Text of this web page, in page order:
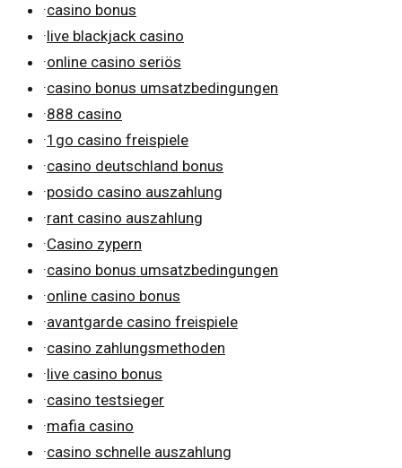
·casino bonus
·live blackjack casino
·online casino seriös
·casino bonus umsatzbedingungen
·888 casino
·1go casino freispiele
·casino deutschland bonus
·posido casino auszahlung
·rant casino auszahlung
·Casino zypern
·casino bonus umsatzbedingungen
·online casino bonus
·avantgarde casino freispiele
·casino zahlungsmethoden
·live casino bonus
·casino testsieger
·mafia casino
·casino schnelle auszahlung